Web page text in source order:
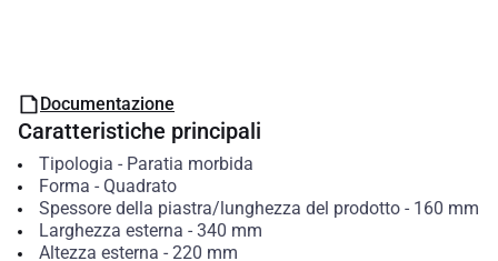
Documentazione
Caratteristiche principali
Tipologia - Paratia morbida
Forma - Quadrato
Spessore della piastra/lunghezza del prodotto- 160 mm
Larghezza esterna - 340 mm
Altezza esterna - 220 mm